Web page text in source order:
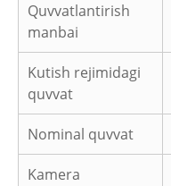
Quvvatlantirish
manbai
Kutish rejimidagi
quvvat
Nominal quvvat
Kamera